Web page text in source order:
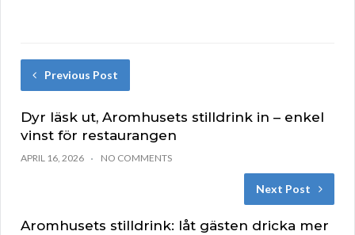
Previous Post
Dyr läsk ut, Aromhusets stilldrink in – enkel
vinst för restaurangen
APRIL 16, 2026 NO COMMENTS
Next Post
Aromhusets stilldrink: låt gästen dricka mer